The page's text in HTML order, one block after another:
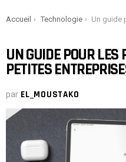
You are here:
Accueil Technologie Un guide pour les
UN GUIDE POUR LES
PETITES
par EL_MOUSTAKO